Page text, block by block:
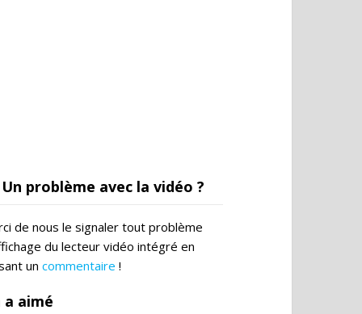
Un problème avec la vidéo ?
de nous le signaler tout problème
du lecteur vidéo intégré en
un commentaire !
a aimé